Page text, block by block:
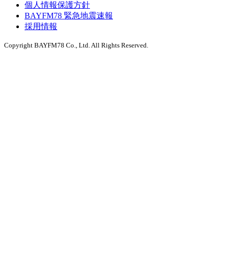
個人情報保護方針
BAYFM78 緊急地震速報
採用情報
Copyright BAYFM78 Co., Ltd. All Rights Reserved.